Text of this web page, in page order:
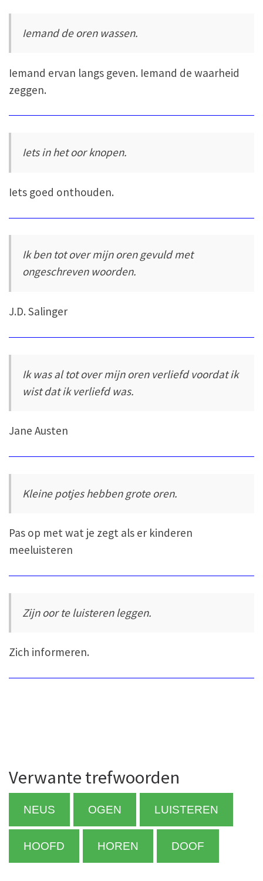
Iemand de oren wassen.
Iemand ervan langs geven. Iemand de waarheid
zeggen.
Iets in het oor knopen.
Iets goed onthouden.
Ik ben tot over mijn oren gevuld met
ongeschreven woorden.
J.D. Salinger
Ik was al tot over mijn oren verliefd voordat ik
wist dat ik verliefd was.
Jane Austen
Kleine potjes hebben grote oren.
Pas op met wat je zegt als er kinderen
meeluisteren
Zijn oor te luisteren leggen.
Zich informeren.
Verwante trefwoorden
NEUS OGEN LUISTEREN
HOOFD HOREN DOOF